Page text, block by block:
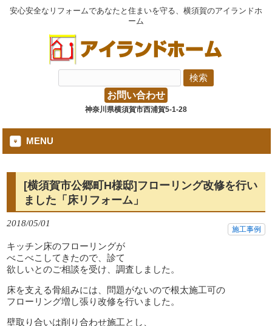
安心安全なリフォームであなたと住まいを守る、横須賀のアイランドホ
ーム
お問い合わせ
神奈川県横須賀市西浦賀5-1-28
MENU
[横須賀市公郷町H様邸]フローリング改修を行い
ました「床リフォーム」
2018/05/01
施工事例
キッチン床のフローリングが
べこべこしてきたので、診て
欲しいとのご相談を受け、調査しました。
床を支える骨組みには、問題がないので根太施工可の
フローリング増し張り改修を行いました。
壁取り合いは削り合わせ施工とし、